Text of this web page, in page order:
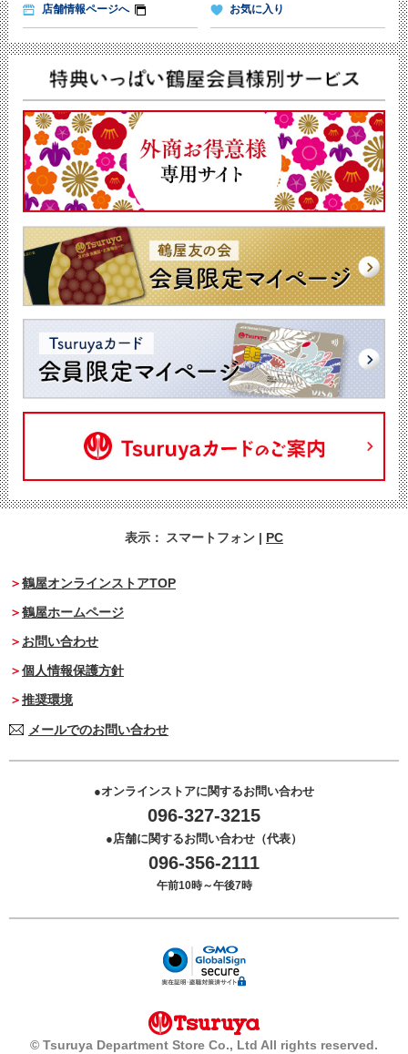
店舗情報ページへ お気に入り
表示： スマートフォン | PC
鶴屋オンラインストアTOP
鶴屋ホームページ
お問い合わせ
個人情報保護方針
推奨環境
メールでのお問い合わせ
オンラインストアに関するお問い合わせ
096-327-3215
店舗に関するお問い合わせ（代表）
096-356-2111
午前10時～午後7時
© Tsuruya Department Store Co., Ltd All rights reserved.